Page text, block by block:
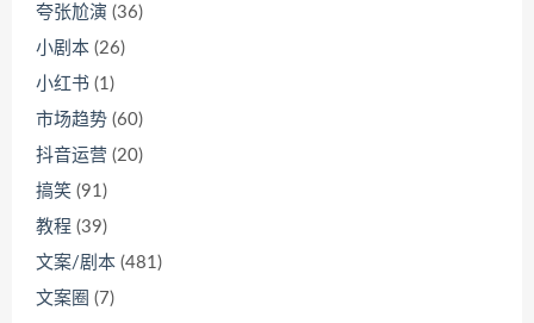
夸张尬演 (36)
小剧本 (26)
小红书 (1)
市场趋势 (60)
抖音运营 (20)
搞笑 (91)
教程 (39)
文案/剧本 (481)
文案圈 (7)